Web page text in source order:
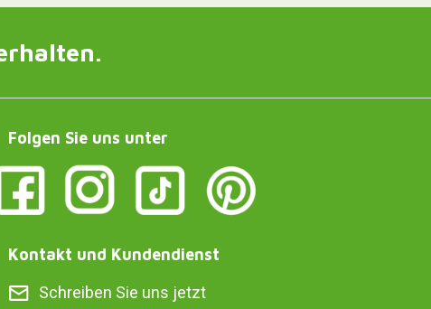
Folgen Sie uns unter
Kontakt und Kundendienst
Schreiben Sie uns jetzt